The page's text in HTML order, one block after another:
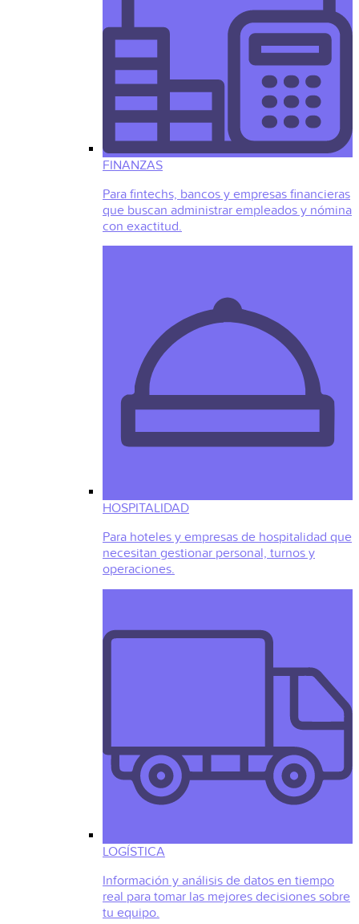
FINANZAS
Para fintechs, bancos y empresas financieras
que buscan administrar empleados y nómina
con exactitud.
HOSPITALIDAD
Para hoteles y empresas de hospitalidad que
necesitan gestionar personal, turnos y
operaciones.
LOGÍSTICA
Información y análisis de datos en tiempo
real para tomar las mejores decisiones sobre
tu equipo.